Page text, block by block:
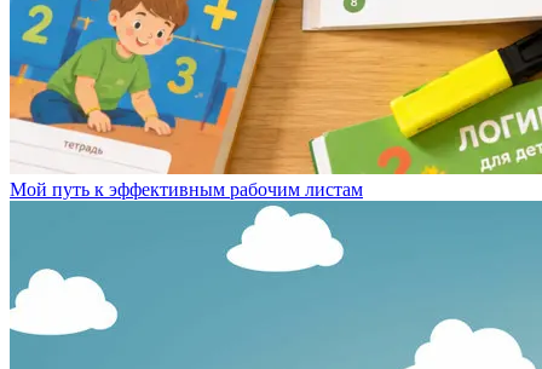
Мой путь к эффективным рабочим листам